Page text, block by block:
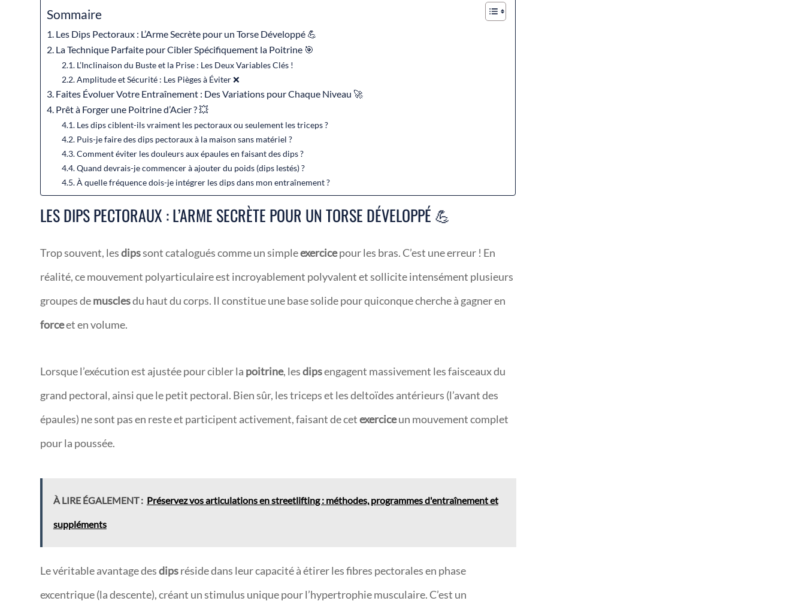
Sommaire
Les Dips Pectoraux : L’Arme Secrète pour un Torse Développé 💪
La Technique Parfaite pour Cibler Spécifiquement la Poitrine 🎯
L’Inclinaison du Buste et la Prise : Les Deux Variables Clés !
Amplitude et Sécurité : Les Pièges à Éviter ❌
Faites Évoluer Votre Entraînement : Des Variations pour Chaque Niveau 🚀
Prêt à Forger une Poitrine d’Acier ? 💥
Les dips ciblent-ils vraiment les pectoraux ou seulement les triceps ?
Puis-je faire des dips pectoraux à la maison sans matériel ?
Comment éviter les douleurs aux épaules en faisant des dips ?
Quand devrais-je commencer à ajouter du poids (dips lestés) ?
À quelle fréquence dois-je intégrer les dips dans mon entraînement ?
LES DIPS PECTORAUX : L’ARME SECRÈTE POUR UN TORSE DÉVELOPPÉ 💪
Trop souvent, lesdipssont catalogués comme un simpleexercicepour les bras. C’est une erreur ! En
réalité, ce mouvement polyarticulaire est incroyablement polyvalent et sollicite intensément plusieurs
groupes demusclesdu haut du corps. Il constitue une base solide pour quiconque cherche à gagner en
forceet en volume.
Lorsque l’exécution est ajustée pour cibler la poitrine, lesdipsengagent massivement les faisceaux du
grand pectoral, ainsi que le petit pectoral. Bien sûr, les triceps et les deltoïdes antérieurs (l’avant des
épaules) ne sont pas en reste et participent activement, faisant de cetexerciceun mouvement complet
pour la poussée.
À LIRE ÉGALEMENT : Préservez vos articulations en streetlifting : méthodes, programmes d'entraînement et
suppléments
Le véritable avantage desdipsréside dans leur capacité à étirer les fibres pectorales en phase
excentrique (la descente), créant un stimulus unique pour l’hypertrophie musculaire. C’est un